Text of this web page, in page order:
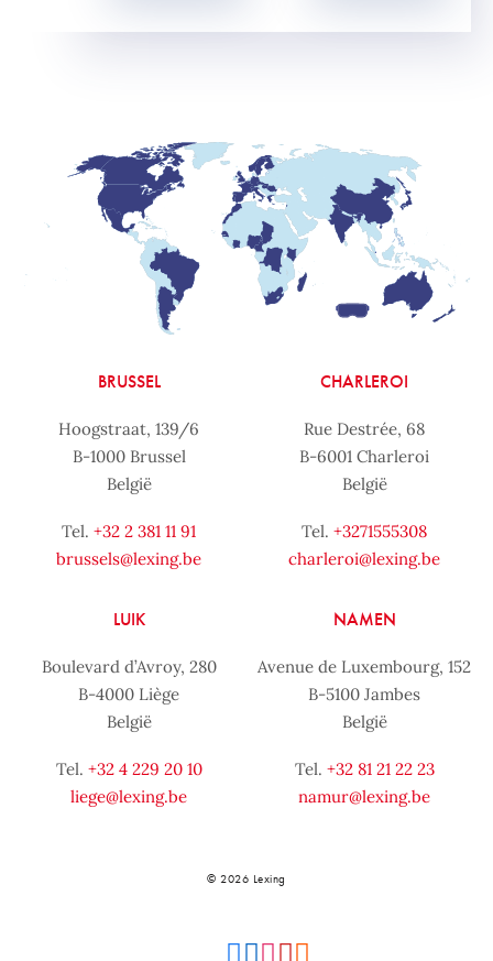
BRUSSEL
Hoogstraat, 139/6
B-1000 Brussel
België
Tel. +32 2 381 11 91
brussels@lexing.be
CHARLEROI
Rue Destrée, 68
B-6001 Charleroi
België
Tel. +3271555308
charleroi@lexing.be
LUIK
Boulevard d’Avroy, 280
B-4000 Liège
België
Tel. +32 4 229 20 10
liege@lexing.be
NAMEN
Avenue de Luxembourg, 152
B-5100 Jambes
België
Tel. +32 81 21 22 23
namur@lexing.be
© 2026 Lexing